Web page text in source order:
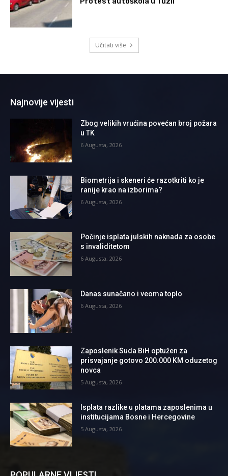
Učitati više
Najnovije vijesti
Zbog velikih vrućina povećan broj požara
u TK
6 Augusta, 2026
Biometrija i skeneri će razotkriti ko je
ranije krao na izborima?
6 Augusta, 2026
Počinje isplata julskih naknada za osobe
s invaliditetom
6 Augusta, 2026
Danas sunačano i veoma toplo
6 Augusta, 2026
Zaposlenik Suda BiH optužen za
prisvajanje gotovo 200.000 KM oduzetog
novca
5 Augusta, 2026
Isplata razlike u platama zaposlenima u
institucijama Bosne i Hercegovine
5 Augusta, 2026